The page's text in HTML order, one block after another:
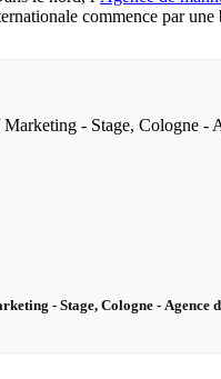
commence par
- Stage, Cologne - Agence